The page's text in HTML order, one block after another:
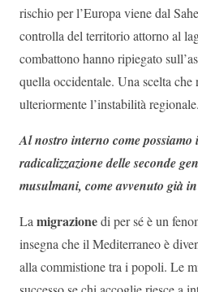
rischio per l’Europa viene dal
controlla del territorio attorno al
combattono hanno ripiegato
quella occidentale. Una scelta che
ulteriormente l’instabilità regionale.
Al nostro interno come possiamo
radicalizzazione delle seconde
musulmani, come avvenuto già
Lamigrazionedi per sé è un
insegna che il Mediterraneo è
alla commistione tra i popoli. Le